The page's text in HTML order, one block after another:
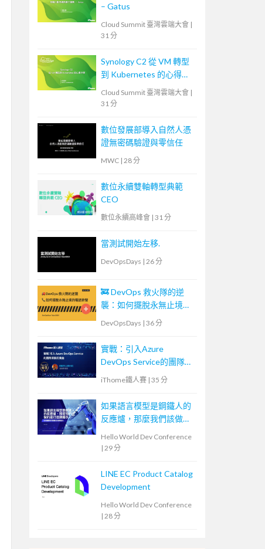
– Gatus
Cloud Summit 臺灣雲端大會 |
31 分
Synology C2 從 VM 轉型
到 Kubernetes 的心得分
Cloud Summit 臺灣雲端大會 |
31 分
數位發展部導入自然人憑
證無密碼驗證與零信任
MWC | 28 分
數位永續雙軸轉型典範
CEO
數位永續高峰會 | 31 分
當測試開始左移.
DevOpsDays | 26 分
🚒 DevOps 救火隊的逆
襲：如何擺脫永無止境的
DevOpsDays | 36 分
實戰：引入Azure
DevOps Service的團隊探
險前奏曲
iThome鐵人賽 | 35 分
如果語言模型是鋼鐵人的
反應爐，那麼我們該做的
Hello World Dev Conference
| 29 分
LINE EC Product Catalog
Development
Hello World Dev Conference
| 28 分